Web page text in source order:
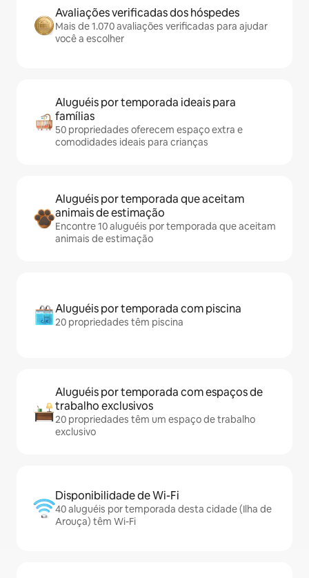
Avaliações verificadas dos hóspedes
Mais de 1.070 avaliações verificadas para ajudar
você a escolher
Aluguéis por temporada ideais para
famílias
50 propriedades oferecem espaço extra e
comodidades ideais para crianças
Aluguéis por temporada que aceitam
animais de estimação
Encontre 10 aluguéis por temporada que aceitam
animais de estimação
Aluguéis por temporada com piscina
20 propriedades têm piscina
Aluguéis por temporada com espaços de
trabalho exclusivos
20 propriedades têm um espaço de trabalho
exclusivo
Disponibilidade de Wi-Fi
40 aluguéis por temporada desta cidade (Ilha de
Arouça) têm Wi-Fi